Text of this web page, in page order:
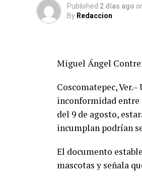
Published 2 días ago
By Redaccion
Miguel Ángel
Coscomatepec,
inconformidad entre
del 9 de agosto,
incumplan podrían
El documento
mascotas y señala